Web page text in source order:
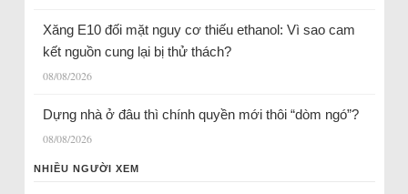
Xăng E10 đối mặt nguy cơ thiếu ethanol: Vì sao cam
kết nguồn cung lại bị thử thách?
08/08/2026
Dựng nhà ở đâu thì chính quyền mới thôi “dòm ngó”?
08/08/2026
NHIỀU NGƯỜI XEM